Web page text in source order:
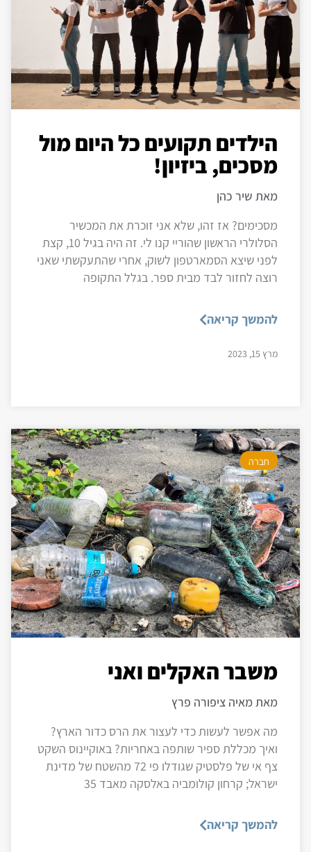
הילדים תקועים כל היום מול
מסכים, ביזיון!
מאת שיר כהן
מסכימים? אז זהו, שלא אני זוכרת את המכשיר
הסלולרי הראשון שהוריי קנו לי. זה היה בגיל 10, קצת
לפני שיצא הסמארטפון לשוק, אחרי שהתעקשתי שאני
רוצה לחזור לבד מבית ספר. בגלל התקופה
להמשך קריאה
מרץ 15, 2023
חברה
משבר האקלים ואני
מאת מאיה ציפורה פרץ
מה אפשר לעשות כדי לעצור את הרס כדור הארץ?
ואיך מכללת ספיר שותפה באחריות? באוקיינוס השקט
צף אי של פלסטיק שגודלו פי 72 מהשטח של מדינת
ישראל; קרחון קולומביה באלסקה מאבד 35
להמשך קריאה